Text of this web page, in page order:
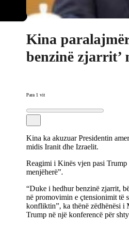
Kina
benzinë
Para 1 vit
Kina ka akuzuar Presidentin
midis Iranit dhe Izraelit.
Reagimi i Kinës vjen pasi Trump
menjëherë”.
“Duke i hedhur benzinë zjarrit,
në promovimin e çtensionimit të
konfliktin”, ka thënë zëdhënësi i
Trump në një konferencë për